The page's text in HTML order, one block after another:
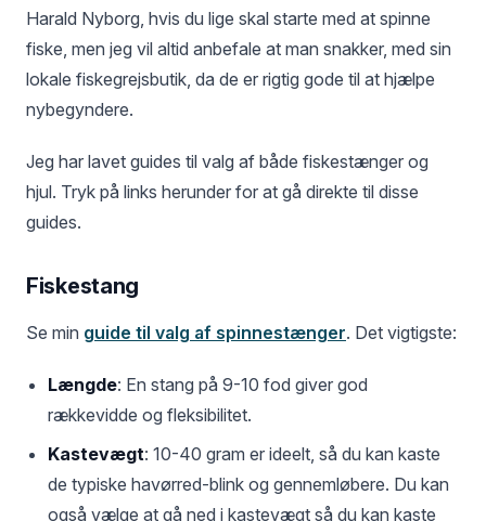
Harald Nyborg, hvis du lige skal starte med at spinne
fiske, men jeg vil altid anbefale at man snakker, med sin
lokale fiskegrejsbutik, da de er rigtig gode til at hjælpe
nybegyndere.
Jeg har lavet guides til valg af både fiskestænger og
hjul. Tryk på links herunder for at gå direkte til disse
guides.
Fiskestang
Se min guide til valg af spinnestænger. Det vigtigste:
Længde: En stang på 9-10 fod giver god
rækkevidde og fleksibilitet.
Kastevægt: 10-40 gram er ideelt, så du kan kaste
de typiske havørred-blink og gennemløbere. Du kan
også vælge at gå ned i kastevægt så du kan kaste